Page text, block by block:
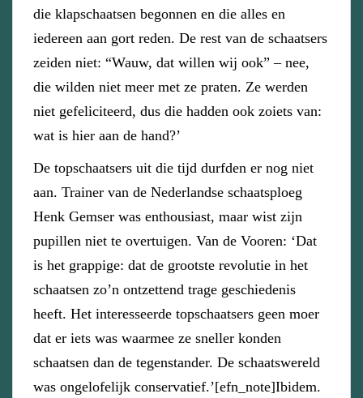
die klapschaatsen begonnen en die alles en
iedereen aan gort reden. De rest van de schaatsers
zeiden niet: “Wauw, dat willen wij ook” – nee,
die wilden niet meer met ze praten. Ze werden
niet gefeliciteerd, dus die hadden ook zoiets van:
wat is hier aan de hand?’
De topschaatsers uit die tijd durfden er nog niet
aan. Trainer van de Nederlandse schaatsploeg
Henk Gemser was enthousiast, maar wist zijn
pupillen niet te overtuigen. Van de Vooren: ‘Dat
is het grappige: dat de grootste revolutie in het
schaatsen zo’n ontzettend trage geschiedenis
heeft. Het interesseerde topschaatsers geen moer
dat er iets was waarmee ze sneller konden
schaatsen dan de tegenstander. De schaatswereld
was ongelofelijk conservatief.’[efn_note]Ibidem.